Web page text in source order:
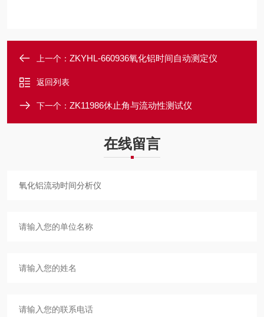
上一个： ZKYHL-660936氧化铝时间自动测定仪
返回列表
下一个： ZK11986休止角与流动性测试仪
在线留言